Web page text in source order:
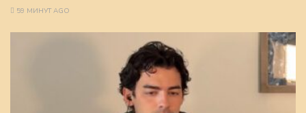
59 МИНУТ AGO